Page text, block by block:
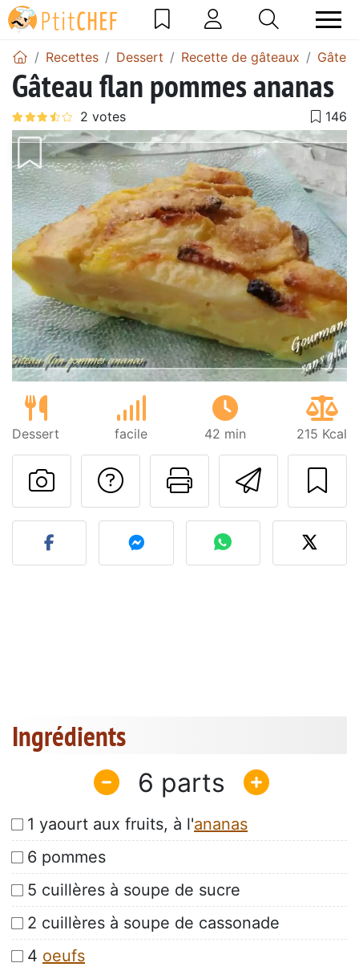
Recettes Dessert Recette de gâteaux
Gâteau flan pommes ananas
Dessert facile 42 min 215 Kcal
Imprimer
Poser une
Publier votre photo de
Ingrédients
6
1 yaourt aux fruits, à l'ananas
6 pommes
5 cuillères à soupe de sucre
2 cuillères à soupe de cassonade
4 oeufs